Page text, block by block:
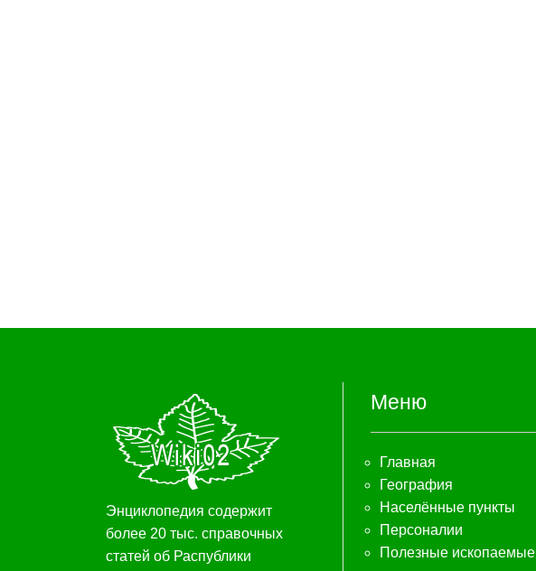
Энциклопедия содержит
более 20 тыс. справочных
статей об Распублики
Меню
Главная
География
Населённые пункты
Персоналии
Полезные ископаемые